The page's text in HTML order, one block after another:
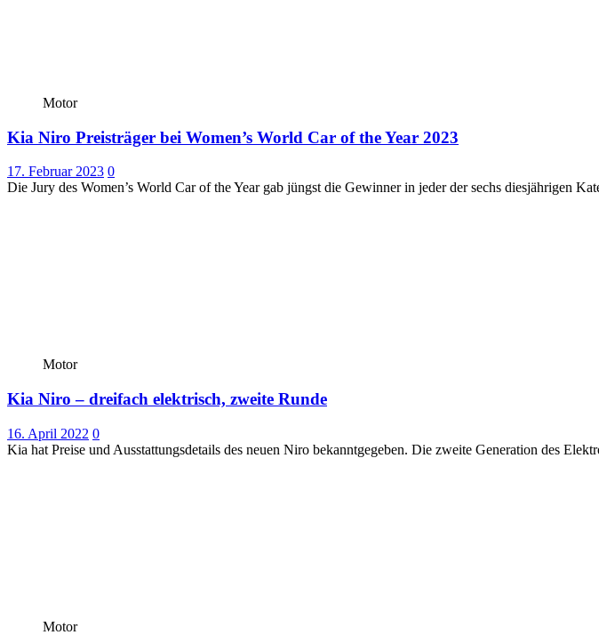
Motor
Kia Niro Preisträger bei Women’s World Car of the Year 2023
17. Februar 2023 0
Die Jury des Women’s World Car of the Year gab jüngst die Gewinner in jeder der sechs diesjährigen
Motor
Kia Niro – dreifach elektrisch, zweite Runde
16. April 2022 0
Kia hat Preise und Ausstattungsdetails des neuen Niro bekanntgegeben. Die zweite Generation des
Motor